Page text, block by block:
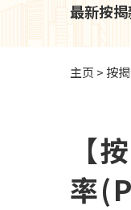
最新按
主页 >按
【
率